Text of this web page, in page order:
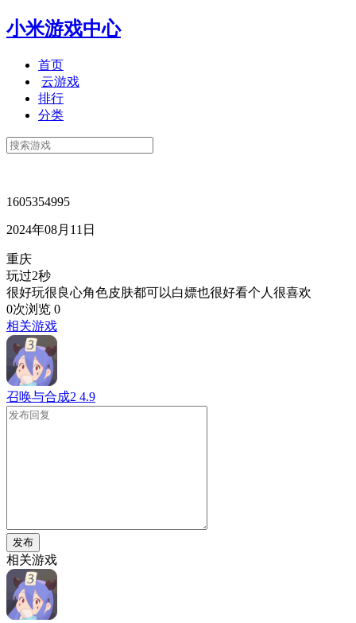
小米游戏中心
首页
云游戏
排行
分类
1605354995
2024年08月11日
重庆
玩过2秒
很好玩很良心角色皮肤都可以白嫖也很好看个人很喜欢
0次浏览 0
相关游戏
召唤与合成2 4.9
发布
相关游戏